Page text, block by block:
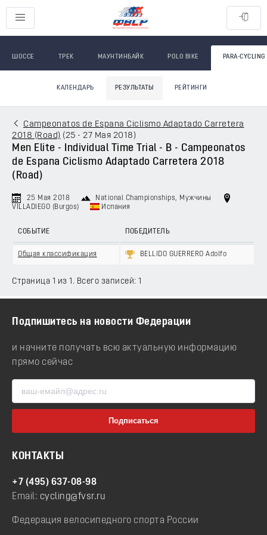
ШОССЕ ТРЕК МАУНТИНБАЙК POLO BIKE PARA-CYCLING
КАЛЕНДАРЬ РЕЗУЛЬТАТЫ РЕЙТИНГИ
Campeonatos de Espana Ciclismo Adaptado Carretera
2018 (Road) (25 - 27 Мая 2018 )
Men Elite - Individual Time Trial - B - Campeonatos
de Espana Ciclismo Adaptado Carretera 2018
(Road)
25 Мая 2018 National Championships, Мужчины
VILLADIEGO (Burgos)
Испания
СОБЫТИЕ ПОБЕДИТЕЛЬ
Общая классификация BELLIDO GUERRERO Adolfo
Страница 1 из 1. Всего записей: 1
Подпишитесь на новости Федерации
и начните получать всю актуальную информацию
прямо сейчас
КОНТАКТЫ
+7 (495) 637-08-98
Email: cycling@fvsr.ru
Федерация велосипедного спорта России